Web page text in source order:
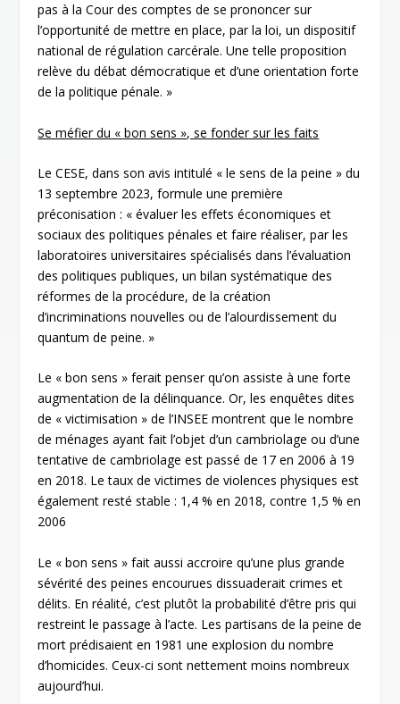
pas à la Cour des comptes de se prononcer sur
l’opportunité de mettre en place, par la loi, un dispositif
national de régulation carcérale. Une telle proposition
relève du débat démocratique et d’une orientation forte
de la politique pénale. »
Se méfier du « bon sens », se fonder sur les faits
Le CESE, dans son avis intitulé « le sens de la peine » du
13 septembre 2023, formule une première
préconisation : « évaluer les effets économiques et
sociaux des politiques pénales et faire réaliser, par les
laboratoires universitaires spécialisés dans l’évaluation
des politiques publiques, un bilan systématique des
réformes de la procédure, de la création
d’incriminations nouvelles ou de l’alourdissement du
quantum de peine. »
Le « bon sens » ferait penser qu’on assiste à une forte
augmentation de la délinquance. Or, les enquêtes dites
de « victimisation » de l’INSEE montrent que le nombre
de ménages ayant fait l’objet d’un cambriolage ou d’une
tentative de cambriolage est passé de 17 en 2006 à 19
en 2018. Le taux de victimes de violences physiques est
également resté stable : 1,4 % en 2018, contre 1,5 % en
2006
Le « bon sens » fait aussi accroire qu’une plus grande
sévérité des peines encourues dissuaderait crimes et
délits. En réalité, c’est plutôt la probabilité d’être pris qui
restreint le passage à l’acte. Les partisans de la peine de
mort prédisaient en 1981 une explosion du nombre
d’homicides. Ceux-ci sont nettement moins nombreux
aujourd’hui.